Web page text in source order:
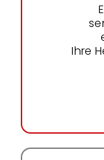
Ihre